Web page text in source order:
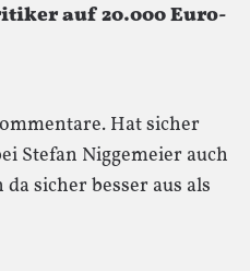
auf 20.000 Euro-
Hat sicher
Stefan Niggemeier auch
sicher besser aus als